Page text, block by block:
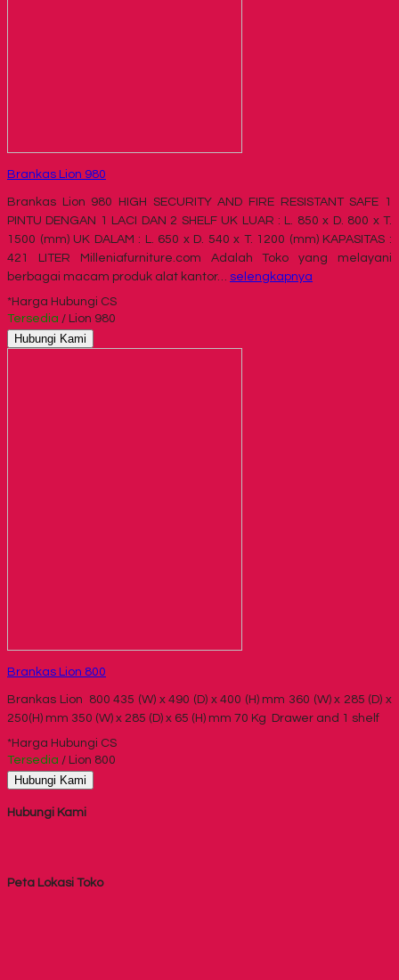
Brankas Lion 980
Brankas Lion 980 HIGH SECURITY AND FIRE RESISTANT SAFE 1
PINTU DENGAN 1 LACI DAN 2 SHELF UK LUAR : L. 850 x D. 800 x T.
1500 (mm) UK DALAM : L. 650 x D. 540 x T. 1200 (mm) KAPASITAS :
421 LITER Milleniafurniture.com Adalah Toko yang melayani
berbagai macam produk alat kantor… selengkapnya
*Harga Hubungi CS
Tersedia / Lion 980
Hubungi Kami
Brankas Lion 800
Brankas Lion 800 435 (W) x 490 (D) x 400 (H) mm 360 (W) x 285 (D) x
250(H) mm 350 (W) x 285 (D) x 65 (H) mm 70 Kg Drawer and 1 shelf
*Harga Hubungi CS
Tersedia / Lion 800
Hubungi Kami
Hubungi Kami
Peta Lokasi Toko